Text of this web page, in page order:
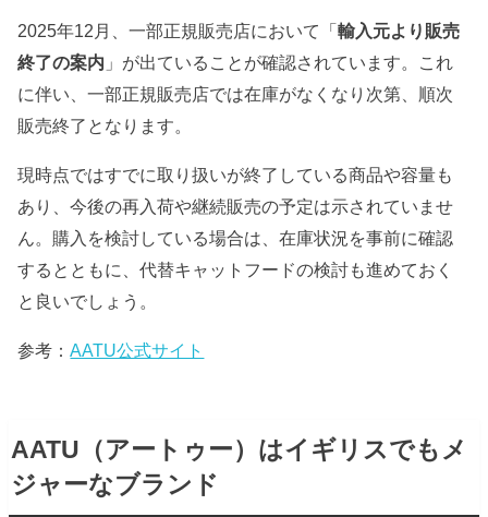
2025年12月、一部正規販売店において「輸入元より販売
終了の案内 」が出ていることが確認されています。これ
に伴い、一部正規販売店では在庫がなくなり次第、順次
販売終了となります。
現時点ではすでに取り扱いが終了している商品や容量も
あり、今後の再入荷や継続販売の予定は示されていませ
ん。購入を検討している場合は、在庫状況を事前に確認
するとともに、代替キャットフードの検討も進めておく
と良いでしょう。
参考：AATU公式サイト
AATU（アートゥー）はイギリスでもメ
ジャーなブランド